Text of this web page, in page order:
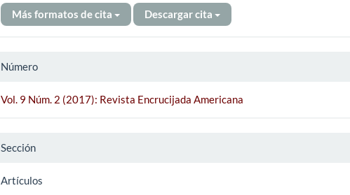
Más formatos de cita Descargar cita
Número
Vol. 9 Núm. 2 (2017): Revista Encrucijada Americana
Sección
Artículos